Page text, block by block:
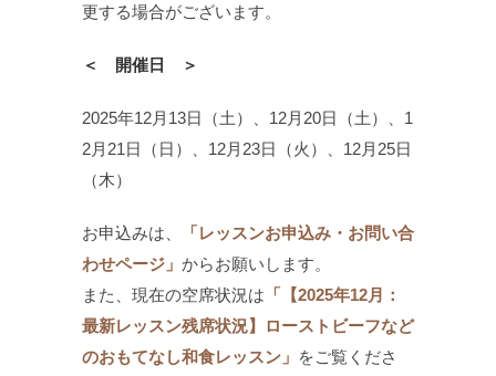
更する場合がございます。
＜ 開催日 ＞
2025年12月13日（土）、12月20日（土）、1
2月21日（日）、12月23日（火）、12月25日
（木）
お申込みは、
「レッスンお申込み・お問い合
わせページ」 からお願いします。
また、現在の空席状況は 「【2025年12月：
最新レッスン残席状況】ローストビーフなど
のおもてなし和食レッスン」 をご覧くださ